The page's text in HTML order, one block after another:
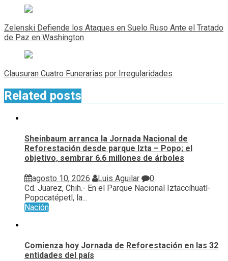
Navegación
de
entradas
Zelenski Defiende los Ataques en Suelo Ruso Ante el Tratado
de Paz en Washington
Clausuran Cuatro Funerarias por Irregularidades
Related posts
Sheinbaum arranca la Jornada Nacional de
Reforestación desde parque Izta – Popo; el
objetivo, sembrar 6.6 millones de árboles
agosto 10, 2026 Luis Aguilar
0
Cd. Juarez, Chih.- En el Parque Nacional Iztaccíhuatl-
Popocatépetl, la...
Nación
Comienza hoy Jornada de Reforestación en las 32
entidades del país